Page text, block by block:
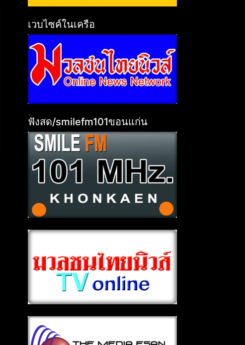
เวบไซค์ในเครือ
ฟังสด/smilefm101ขอนแก่น